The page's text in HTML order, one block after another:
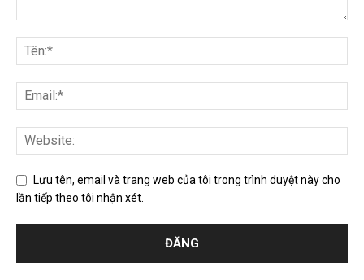
Lưu tên, email và trang web của tôi trong trình duyệt này cho
lần tiếp theo tôi nhận xét.